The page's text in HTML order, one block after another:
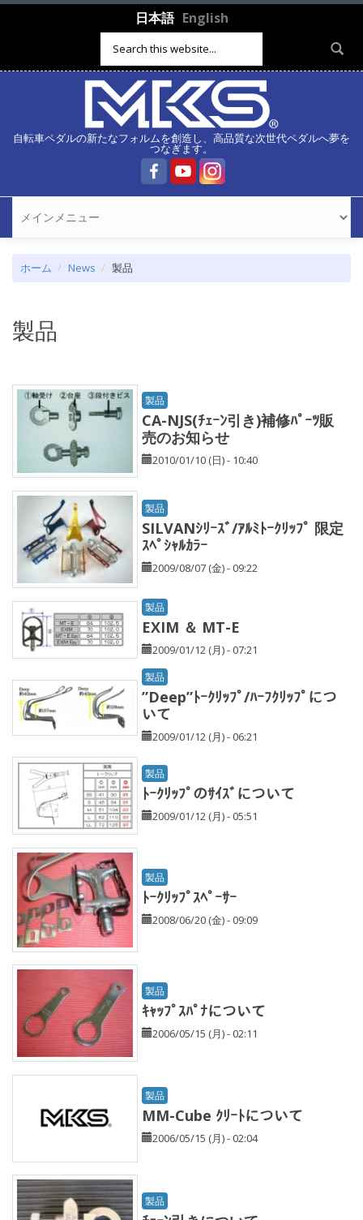
メインコンテンツに移動日本語 English
検索フォーム
自転車ペダルの新たなフォルムを創造し、高品質な次世代ペダルへ夢を
つなぎます。
ホーム News 製品
製品
製品
CA-NJS(ﾁｪｰﾝ引き)補修ﾊﾟｰﾂ販
売のお知らせ
2010/01/10 (日) - 10:40
製品
SILVANｼﾘｰｽﾞ/ｱﾙﾐﾄｰｸﾘｯﾌﾟ 限定
ｽﾍﾟｼｬﾙｶﾗｰ
2009/08/07 (金) - 09:22
製品
EXIM ＆ MT-E
2009/01/12 (月) - 07:21
製品
”Deep”ﾄｰｸﾘｯﾌﾟ/ﾊｰﾌｸﾘｯﾌﾟにつ
いて
2009/01/12 (月) - 06:21
製品
ﾄｰｸﾘｯﾌﾟのｻｲｽﾞについて
2009/01/12 (月) - 05:51
製品
ﾄｰｸﾘｯﾌﾟｽﾍﾟｰｻｰ
2008/06/20 (金) - 09:09
製品
ｷｬｯﾌﾟｽﾊﾟﾅについて
2006/05/15 (月) - 02:11
製品
MM-Cube ｸﾘｰﾄについて
2006/05/15 (月) - 02:04
製品